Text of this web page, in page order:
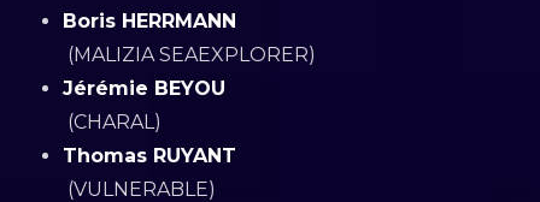
Boris HERRMANN
(MALIZIA SEAEXPLORER)
Jérémie BEYOU
(CHARAL)
Thomas RUYANT
(VULNERABLE)